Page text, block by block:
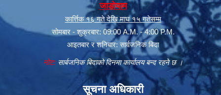
जाडोयाम
कार्त्तिक १६ गते देखि माघ १५ गतेसम्म
सोमबार - शुक्रबार: 09:00 A.M. - 4:00 P.M.
आइतबार र शनिबार: सार्वजनिक बिदा
नोट:सार्बजनिक बिदाको दिनमा कार्यालय बन्द रहने छ ।
सूचना अधिकारी